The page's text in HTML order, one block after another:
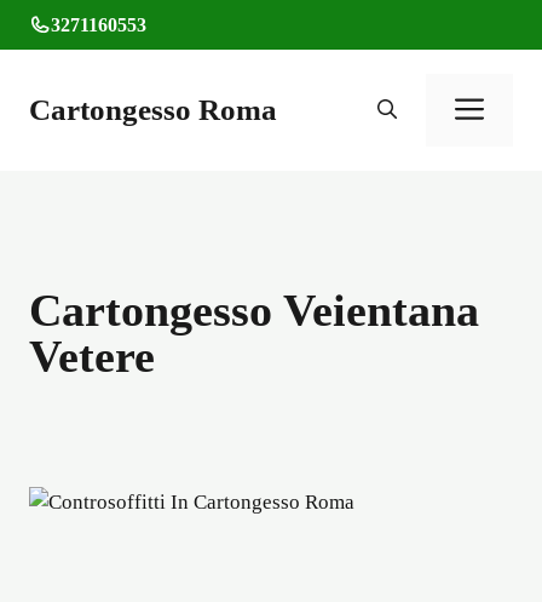
al
3271160553
Cartongesso Roma
Cartongesso Veientana
Vetere